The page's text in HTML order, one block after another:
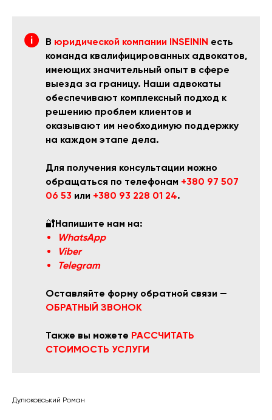
В юридической компании INSEININ есть
команда квалифицированных адвокатов,
имеющих значительный опыт в сфере
выезда за границу. Наши адвокаты
обеспечивают комплексный подход к
решению проблем клиентов и
оказывают им необходимую поддержку
на каждом этапе дела.
Для получения консультации можно
обращаться по телефонам +380 97 507
06 53 или +380 93 228 01 24.
🔐Напишите нам на:
WhatsApp
Viber
Telegram
Оставляйте форму обратной связи —
ОБРАТНЫЙ ЗВОНОК
Также вы можете РАССЧИТАТЬ
СТОИМОСТЬ УСЛУГИ
Дулюковський Роман